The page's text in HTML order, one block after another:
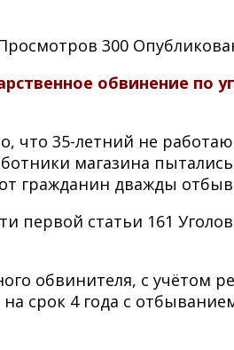
300
обвинение по
что 35-летний не
магазина
гражданин дважды
первой статьи 161
обвинителя, с
срок 4 года с